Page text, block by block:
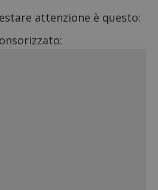
attenzione è questo: